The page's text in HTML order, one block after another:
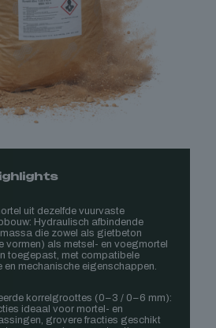
uit dezelfde vuurvaste
Hydraulisch afbindende
die zowel als gietbeton
vormen) als metsel- en voegmortel
toegepast, met compatibele
en mechanische eigenschappen.
korrelgroottes (0–3 / 0–6 mm):
ideaal voor mortel- en
grovere fracties geschikt